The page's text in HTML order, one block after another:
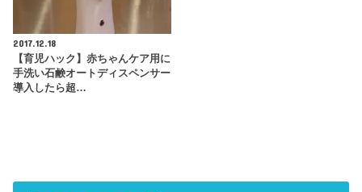
2017.12.18
【育児ハック】赤ちゃんケア用に
手洗い石鹸オートディスペンサー
導入したら超…